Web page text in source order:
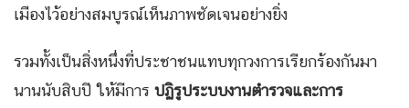
เมืองไว้อย่างสมบูรณ์เห็นภาพชัดเจนอย่างยิ่ง
รวมทั้งเป็นสิ่งหนึ่งที่ประชาชนแทบทุกวงการเรียกร้องกันมา
นานนับสิบปี ให้มีการ ปฏิรูประบบงานตำรวจและการ